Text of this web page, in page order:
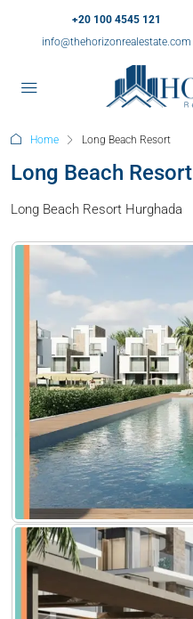
+20 100 4545 121
info@thehorizonrealestate.com
Home Long Beach Resort
Long Beach Resort
Long Beach Resort Hurghada